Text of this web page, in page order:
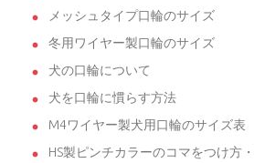
メッシュタイプ口輪のサイズ
冬用ワイヤー製口輪のサイズ
犬の口輪について
犬を口輪に慣らす方法
M4ワイヤー製犬用口輪のサイズ表
HS製ピンチカラーのコマをつけ方